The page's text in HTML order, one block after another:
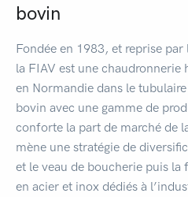
bovin
Fondée en 1983, et reprise
la FIAV est une
en Normandie dans le
bovin avec une gamme de
conforte la part de marché de
mène une stratégie de
et le veau de boucherie puis la
en acier et inox dédiés à